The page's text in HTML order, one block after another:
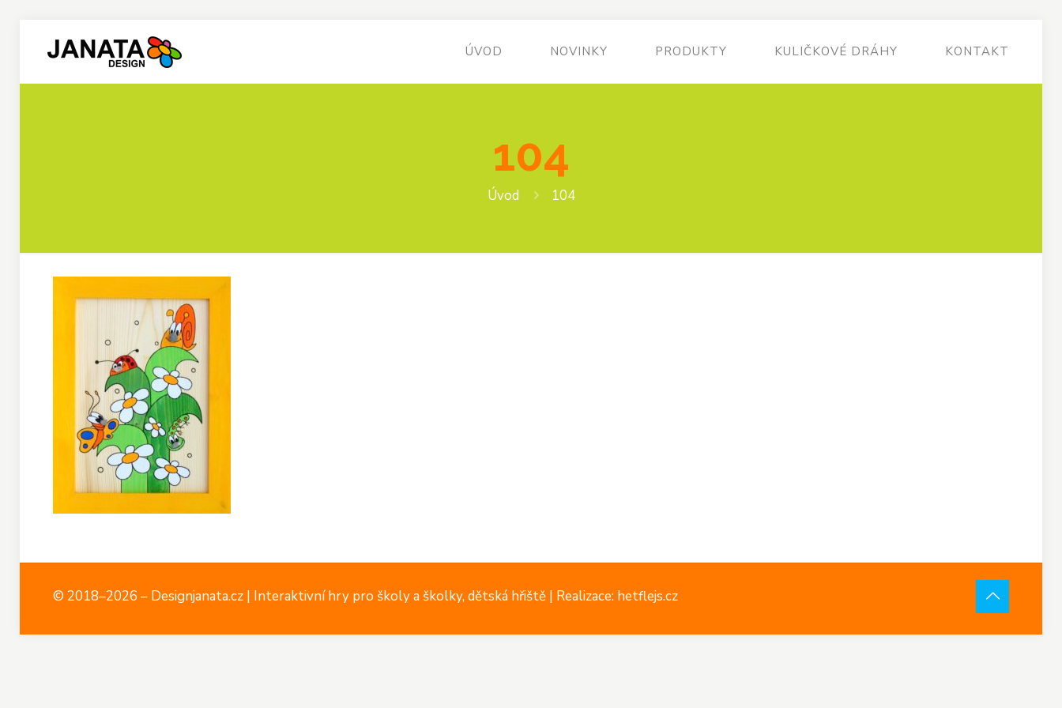
ÚVOD NOVINKY PRODUKTY KULIČKOVÉ DRÁHY KONTAKT
104
Úvod 104
© 2018–2026 – Designjanata.cz | Interaktivní hry pro školy a školky, dětská hřiště | Realizace: hetflejs.cz